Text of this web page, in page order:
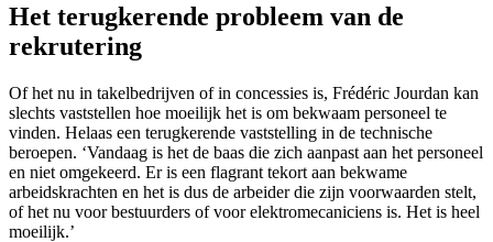
Het terugkerende probleem van de
rekrutering
Of het nu in takelbedrijven of in concessies is, Frédéric Jourdan kan
slechts vaststellen hoe moeilijk het is om bekwaam personeel te
vinden. Helaas een terugkerende vaststelling in de technische
beroepen. ‘Vandaag is het de baas die zich aanpast aan het personeel
en niet omgekeerd. Er is een flagrant tekort aan bekwame
arbeidskrachten en het is dus de arbeider die zijn voorwaarden stelt,
of het nu voor bestuurders of voor elektromecaniciens is. Het is heel
moeilijk.’